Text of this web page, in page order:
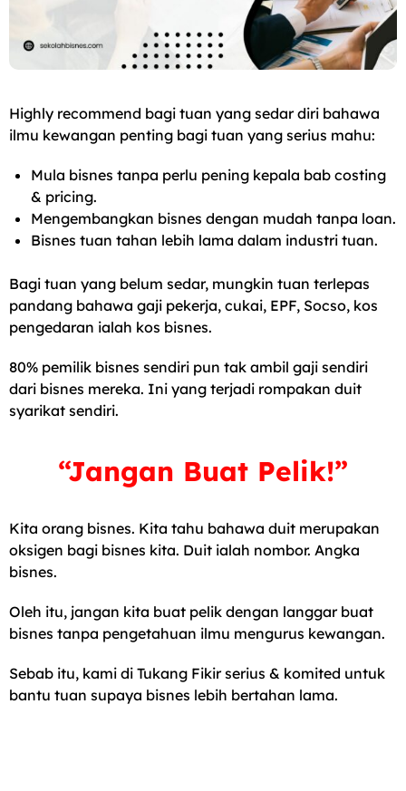
Highly recommend bagi tuan yang sedar diri bahawa
ilmu kewangan penting bagi tuan yang serius mahu:
Mula bisnes tanpa perlu pening kepala bab costing
& pricing.
Mengembangkan bisnes dengan mudah tanpa loan.
Bisnes tuan tahan lebih lama dalam industri tuan.
Bagi tuan yang belum sedar, mungkin tuan terlepas
pandang bahawa gaji pekerja, cukai, EPF, Socso, kos
pengedaran ialah kos bisnes.
80% pemilik bisnes sendiri pun tak ambil gaji sendiri
dari bisnes mereka. Ini yang terjadi rompakan duit
syarikat sendiri.
“Jangan Buat Pelik!”
Kita orang bisnes. Kita tahu bahawa duit merupakan
oksigen bagi bisnes kita. Duit ialah nombor. Angka
bisnes.
Oleh itu, jangan kita buat pelik dengan langgar buat
bisnes tanpa pengetahuan ilmu mengurus kewangan.
Sebab itu, kami di Tukang Fikir serius & komited untuk
bantu tuan supaya bisnes lebih bertahan lama.